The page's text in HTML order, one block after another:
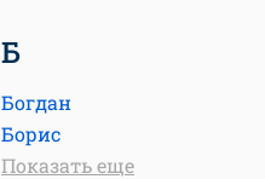
Б
Богдан
Борис
Показать еще